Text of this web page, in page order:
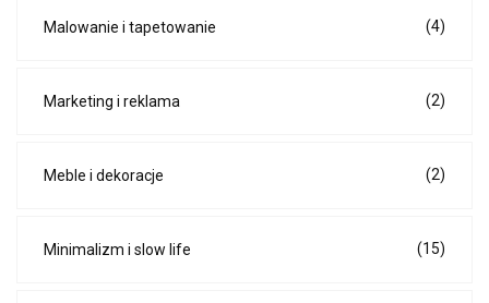
Malowanie i tapetowanie (4)
Marketing i reklama (2)
Meble i dekoracje (2)
Minimalizm i slow life (15)